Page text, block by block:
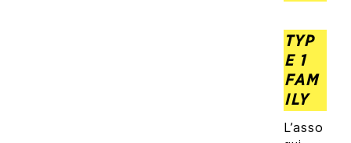
TYP
E 1
FAM
ILY
L’asso